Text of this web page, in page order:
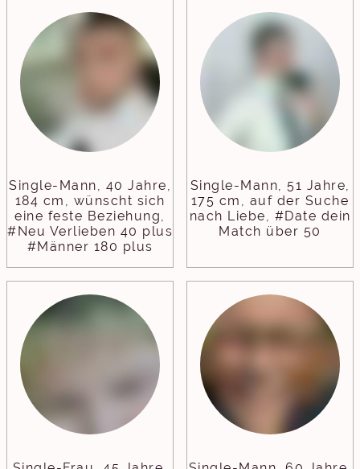
Single-Mann, 40 Jahre,
184 cm, wünscht sich
eine feste Beziehung,
#Neu Verlieben 40 plus
#Männer 180 plus
Single-Mann, 51 Jahre,
175 cm, auf der Suche
nach Liebe, #Date dein
Match über 50